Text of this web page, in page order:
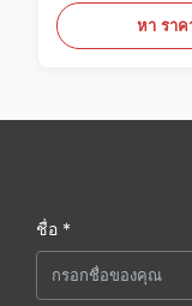
หา รา
ชื่อ *